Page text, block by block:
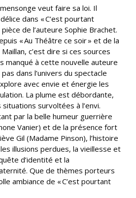
veut faire sa loi. Il
dans « C’est pourtant
de l’auteure Sophie Brachet.
« Au Théâtre ce soir » et de la
c’est dire si ces sources
manqué à cette nouvelle auteure
dans l’univers du spectacle
avec envie et énergie les
La plume est débordante,
survoltées à l’envi.
par la belle humeur guerrière
Vanier) et de la présence fort
Gil (Madame Pinson), l’histoire
illusions perdues, la vieillesse et
d’identité et la
Que de thèmes porteurs
ambiance de « C’est pourtant